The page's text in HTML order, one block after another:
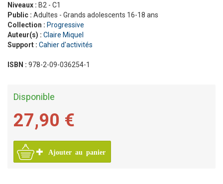
Niveaux : B2 - C1
Public : Adultes - Grands adolescents 16-18 ans
Collection : Progressive
Auteur(s) : Claire Miquel
Support : Cahier d'activités
ISBN : 978-2-09-036254-1
Disponible
27,90 €
Ajouter au panier